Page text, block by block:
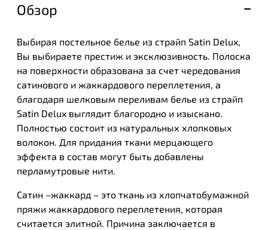
Обзор
Выбирая постельное белье из страйп Satin Delux,
Вы выбираете престиж и эксклюзивность. Полоска
на поверхности образована за счет чередования
сатинового и жаккардового переплетения, а
благодаря шелковым переливам белье из страйп
Satin Delux выглядит благородно и изыскано.
Полностью состоит из натуральных хлопковых
волокон. Для придания ткани мерцающего
эффекта в состав могут быть добавлены
перламутровые нити.
Сатин –жаккард – это ткань из хлопчатобумажной
пряжи жаккардового переплетения, которая
считается элитной. Причина заключается в